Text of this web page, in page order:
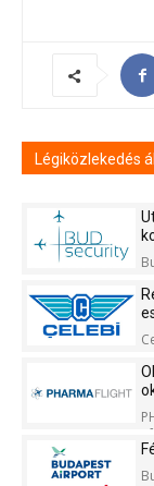
Légiközlekedés
Kft.